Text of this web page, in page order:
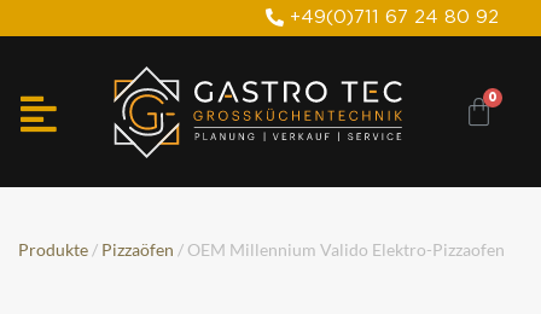
+49(0)711 67 24 80 92
Produkte / Pizzaöfen / OEM Millennium Valido Elektro-Pizzaofen